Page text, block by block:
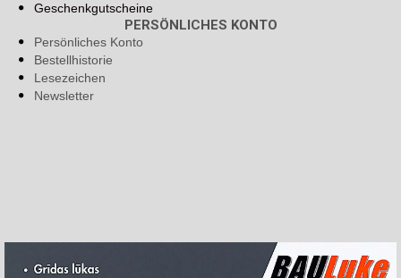
Geschenkgutscheine
PERSÖNLICHES KONTO
Persönliches Konto
Bestellhistorie
Lesezeichen
Newsletter